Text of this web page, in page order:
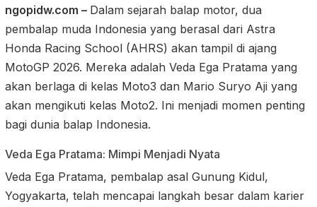
ngopidw.com – Dalam sejarah balap motor, dua
pembalap muda Indonesia yang berasal dari Astra
Honda Racing School (AHRS) akan tampil di ajang
MotoGP 2026. Mereka adalah Veda Ega Pratama yang
akan berlaga di kelas Moto3 dan Mario Suryo Aji yang
akan mengikuti kelas Moto2. Ini menjadi momen penting
bagi dunia balap Indonesia.
Veda Ega Pratama: Mimpi Menjadi Nyata
Veda Ega Pratama, pembalap asal Gunung Kidul,
Yogyakarta, telah mencapai langkah besar dalam karier